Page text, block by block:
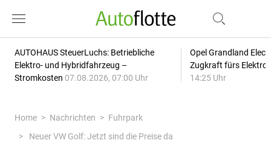
AUTOHAUS SteuerLuchs: Betriebliche
Elektro- und Hybridfahrzeug –
Stromkosten 07.08.2026, 07:00 Uhr
Opel Grandland
Zugkraft fürs
14:25 Uhr
Home Nachrichten
Fuhrpark
Neuer VW Golf: Jetzt sind die Preise da